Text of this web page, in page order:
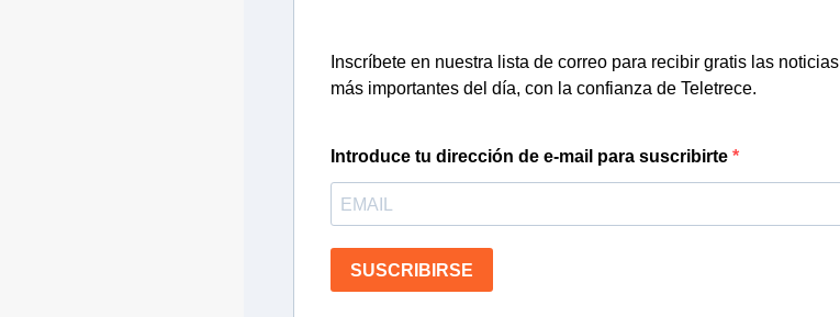
Inscríbete en nuestra lista de correo para recibir gratis las noticias
más importantes del día, con la confianza de Teletrece.
Introduce tu dirección de e-mail para suscribirte
SUSCRIBIRSE